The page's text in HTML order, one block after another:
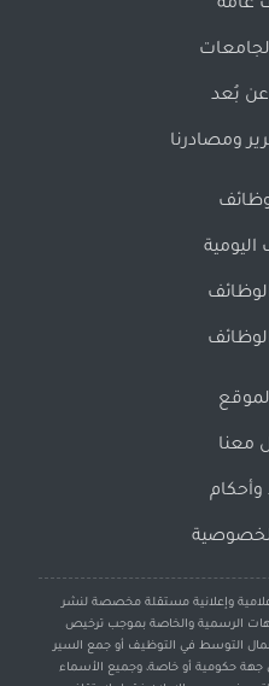
عامة
بُعد
ومصادرنا
اليومية
معنا
وإعلانية مستقلة مخصصة لنشر
الرسمية والخاصة بموجب ترخيص
التوسط في التوظيف أو جمع السير
جهة حكومية أو خاصة، وجميع الأسماء